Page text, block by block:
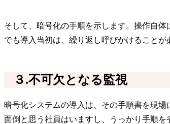
そして、暗号化の手順を示します。操作自
でも導入当初は、繰り返し呼びかけることが
３.不可欠となる監視
暗号化システムの導入は、その手順書を現
面倒と思う社員はいますし、うっかり手順を